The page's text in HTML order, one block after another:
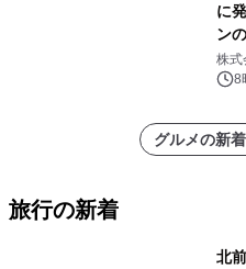
に
ン
秋
る
株式
8
グルメの新
旅行の新着
北